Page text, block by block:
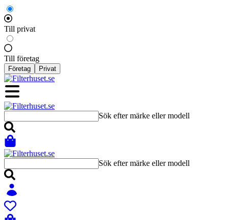
Till privat
Till företag
Företag Privat
Sök efter märke eller modell
Sök efter märke eller modell